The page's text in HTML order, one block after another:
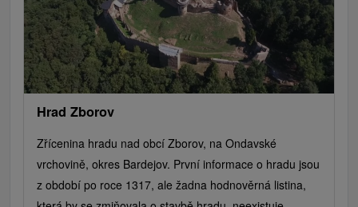
Hrad Zborov
Zřícenina hradu nad obcí Zborov, na Ondavské
vrchovině, okres Bardejov. První informace o hradu jsou
z období po roce 1317, ale žadna hodnověrná listina,